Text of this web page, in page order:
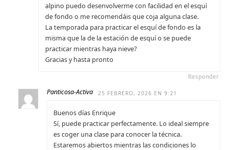
alpino puedo desenvolverme con facilidad en el esquí
de fondo o me recomendáis que coja alguna clase.
La temporada para practicar el esquí de fondo es la
misma que la de la estación de esquí o se puede
practicar mientras haya nieve?
Gracias y hasta pronto
Responder
Panticosa-Activa 25 FEBRERO, 2026 EN 9:21
Buenos días Enrique
Sí, puede practicar perfectamente. Lo ideal siempre
es coger una clase para conocer la técnica.
Estaremos abiertos mientras las condiciones lo